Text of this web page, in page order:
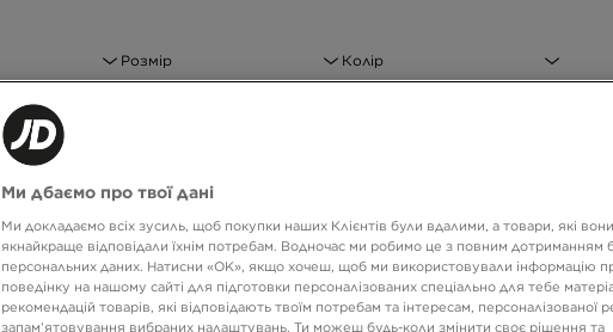
Розмір Колір
Ми дбаємо про твої дані
Ми докладаємо всіх зусиль, щоб покупки наших Клієнтів були вдалими, а товари, які
якнайкраще відповідали їхнім потребам. Водночас ми робимо це з повним дотриманням
персональних даних. Натисни «OK», якщо хочеш, щоб ми використовували інформацію
поведінку на нашому сайті для підготовки персоналізованих спеціально для тебе
рекомендацій товарів, які відповідають твоїм потребам та інтересам, персоналізованої
запам’ятовування вибраних налаштувань. Ти можеш будь-коли змінити своє рішення та